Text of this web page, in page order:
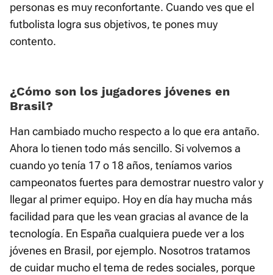
personas es muy reconfortante. Cuando ves que el
futbolista logra sus objetivos, te pones muy
contento.
¿Cómo son los jugadores jóvenes en
Brasil?
Han cambiado mucho respecto a lo que era antaño.
Ahora lo tienen todo más sencillo. Si volvemos a
cuando yo tenía 17 o 18 años, teníamos varios
campeonatos fuertes para demostrar nuestro valor y
llegar al primer equipo. Hoy en día hay mucha más
facilidad para que les vean gracias al avance de la
tecnología. En España cualquiera puede ver a los
jóvenes en Brasil, por ejemplo. Nosotros tratamos
de cuidar mucho el tema de redes sociales, porque